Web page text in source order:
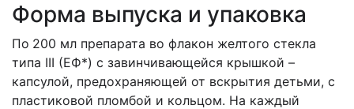
Форма выпуска и упаковка
По 200 мл препарата во флакон желтого стекла
типа III (ЕФ*) с завинчивающейся крышкой –
капсулой, предохраняющей от вскрытия детьми, с
пластиковой пломбой и кольцом. На каждый